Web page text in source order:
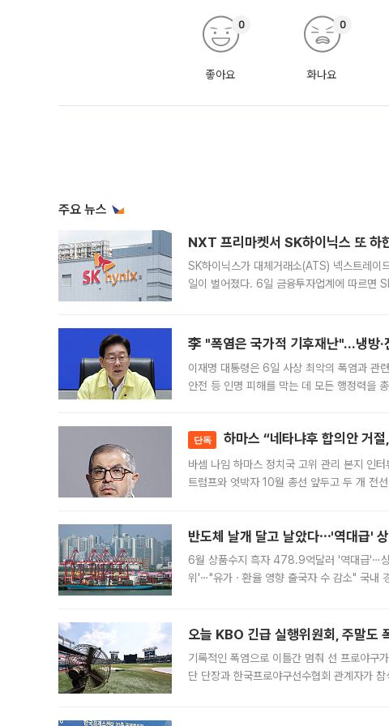
좋아요
0
화나요
0
주요 뉴스
NXT 프리마켓서 SK하이닉스 또 하
SK하이닉스가 대체거래소(ATS) 넥스트레이
일이 벌어졌다. 6일 금융투자업계에 따르면
李 "폭염은 국가적 기후재난"…냉방
이재명 대통령은 6일 사상 최악의 폭염과 관
안전 등 인명 피해를 막는 데 모든 행정력을
단독 하마스 “네타냐후 합의안 거
바셈 나임 하마스 정치국 고위 관리 본지 인
트럼프와 엇박자 10월 총선 앞두고 두 개 전
반도체 날개 달고 날았다⋯'역대급'
6월 상품수지 흑자 478.9억달러 '역대급'⋯
위'⋯"유가ㆍ환율 영향 출국자 수 감소" 국내
오늘 KBO 긴급 실행위원회, 주말도
기록적인 폭염으로 이틀간 멈춰 선 프로야
단 단장과 한국프로야구선수협회 관계자가